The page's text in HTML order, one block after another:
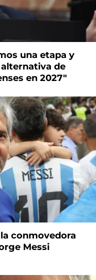
una etapa y
de
en 2027"
conmovedora
Messi